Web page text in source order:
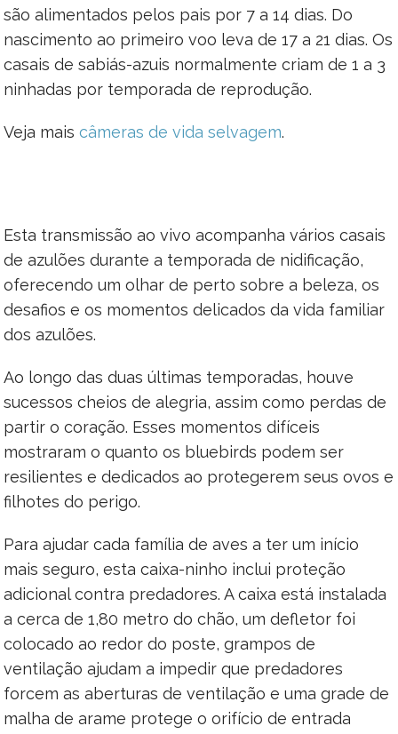
são alimentados pelos pais por 7 a 14 dias. Do
nascimento ao primeiro voo leva de 17 a 21 dias. Os
casais de sabiás-azuis normalmente criam de 1 a 3
ninhadas por temporada de reprodução.
Veja mais câmeras de vida selvagem.
Esta transmissão ao vivo acompanha vários casais
de azulões durante a temporada de nidificação,
oferecendo um olhar de perto sobre a beleza, os
desafios e os momentos delicados da vida familiar
dos azulões.
Ao longo das duas últimas temporadas, houve
sucessos cheios de alegria, assim como perdas de
partir o coração. Esses momentos difíceis
mostraram o quanto os bluebirds podem ser
resilientes e dedicados ao protegerem seus ovos e
filhotes do perigo.
Para ajudar cada família de aves a ter um início
mais seguro, esta caixa-ninho inclui proteção
adicional contra predadores. A caixa está instalada
a cerca de 1,80 metro do chão, um defletor foi
colocado ao redor do poste, grampos de
ventilação ajudam a impedir que predadores
forcem as aberturas de ventilação e uma grade de
malha de arame protege o orifício de entrada